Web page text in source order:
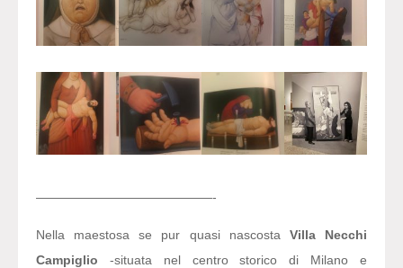
——————————————-
Nella maestosa se pur quasi nascosta Villa Necchi
Campiglio -situata nel centro storico di Milano e